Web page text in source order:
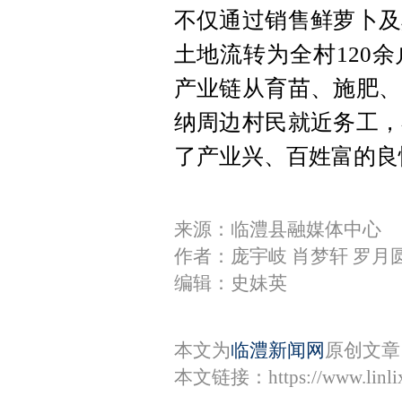
不仅通过销售鲜萝卜
土地流转为全村120
产业链从育苗、施肥
纳周边村民就近务工
了产业兴、百姓富的
来源：临澧县融媒体中心
作者：庞宇岐 肖梦轩 罗月
编辑：史妹英
本文为临澧新闻网 原创文
本文链接： https://